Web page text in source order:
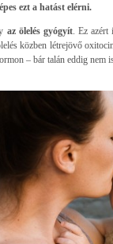
ezt a hatást elérni.
az ölelés gyógyít. Ez azért
közben létrejövő
– bár talán eddig